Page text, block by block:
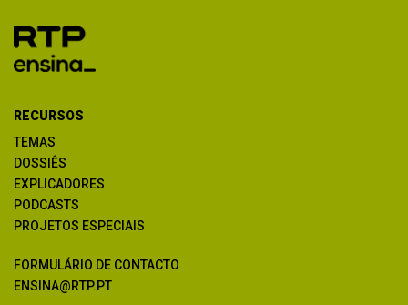
RECURSOS
TEMAS
DOSSIÊS
EXPLICADORES
PODCASTS
PROJETOS ESPECIAIS
FORMULÁRIO DE CONTACTO
ENSINA@RTP.PT